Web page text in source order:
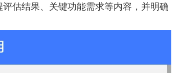
估结果、关键功能需求等内容，并明确